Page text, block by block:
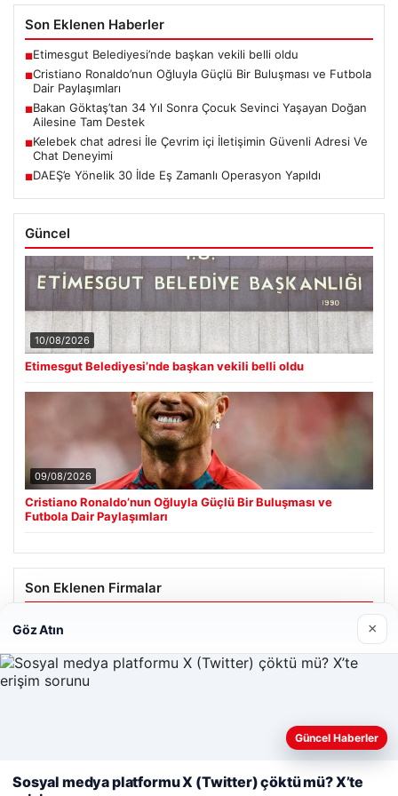
Son Eklenen Haberler
■Etimesgut Belediyesi’nde başkan vekili belli oldu
■Cristiano Ronaldo’nun Oğluyla Güçlü Bir Buluşması ve Futbola
Dair Paylaşımları
■Bakan Göktaş’tan 34 Yıl Sonra Çocuk Sevinci Yaşayan Doğan
Ailesine Tam Destek
■Kelebek chat adresi İle Çevrim içi İletişimin Güvenli Adresi Ve
Chat Deneyimi
■DAEŞ’e Yönelik 30 İlde Eş Zamanlı Operasyon Yapıldı
Güncel
10/08/2026
Etimesgut Belediyesi’nde başkan vekili belli oldu
09/08/2026
Cristiano Ronaldo’nun Oğluyla Güçlü Bir Buluşması ve
Futbola Dair Paylaşımları
Son Eklenen Firmalar
Web sitemizi nasıl kullandığınızı daha iyi anlayabilmek,
kullanıyoruz.Çerez Politikamız
Göz Atın ×
Güncel Haberler
Sosyal medya platformu X (Twitter) çöktü mü? X’te